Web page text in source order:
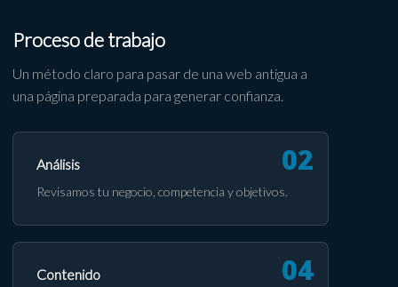
Proceso de trabajo
Un método claro para pasar de una web antigua a
una página preparada para generar confianza.
Análisis
Revisamos tu negocio, competencia y objetivos.
Contenido